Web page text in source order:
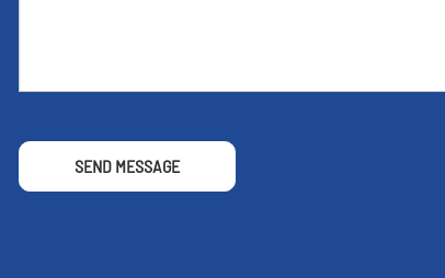
SEND MESSAGE